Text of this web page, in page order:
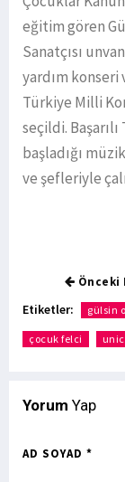
eğitim gören
Sanatçısı
yardım konseri
Türkiye Milli
seçildi.
başladığı
ve şefleriyle
Önceki
Etiketler: gülsin
çocuk felci
Yorum Yap
AD SOYAD *